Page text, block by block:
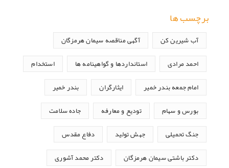
برچسب ها
آب شیرین کن آگهی مناقصه سیمان هرمزگان
احمد مرادی استانداردها و گواهینامه ها استخدام
امام جمعه بندر خمیر ایثارگران بندر خمیر
بورس و سهام تودیع و معارفه جاده سلامت
جنگ تحمیلی جهش تولید دفاع مقدس
دکتر باشتی سیمان هرمزگان دکتر محمد آشوری